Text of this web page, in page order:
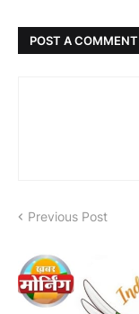
POST A COMMENT
Previous Post